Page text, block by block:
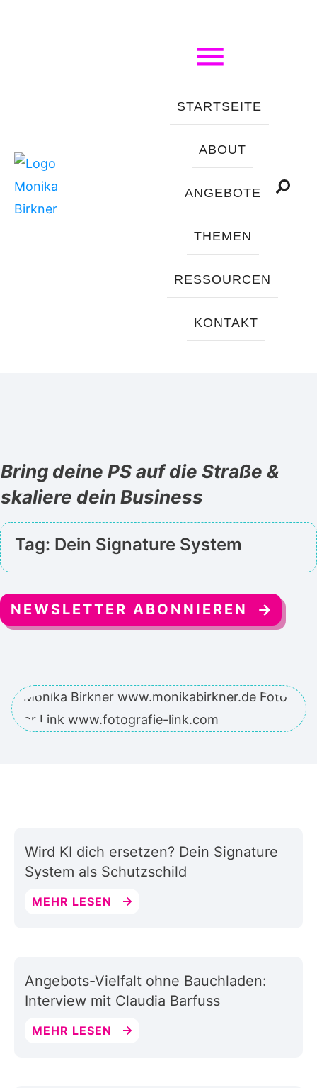
STARTSEITE
ABOUT
ANGEBOTE
THEMEN
RESSOURCEN
KONTAKT
Bring deine PS auf die Straße &
skaliere dein Business
Tag: Dein Signature System
NEWSLETTER ABONNIEREN
Wird KI dich ersetzen? Dein Signature
System als Schutzschild
MEHR LESEN
Angebots-Vielfalt ohne Bauchladen:
Interview mit Claudia Barfuss
MEHR LESEN